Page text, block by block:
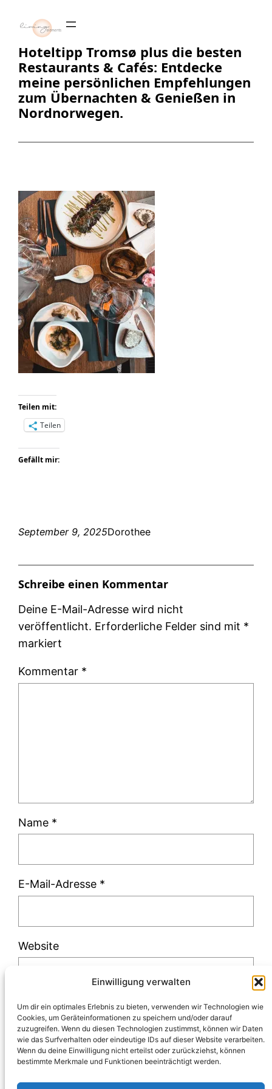
Einwilligung verwalten
Um dir ein optimales Erlebnis zu bieten, verwenden wir Technologien wie
Cookies, um Geräteinformationen zu speichern und/oder darauf
zuzugreifen. Wenn du diesen Technologien zustimmst, können wir Daten
wie das Surfverhalten oder eindeutige IDs auf dieser Website verarbeiten.
Wenn du deine Einwilligung nicht erteilst oder zurückziehst, können
bestimmte Merkmale und Funktionen beeinträchtigt werden.
Inhalt
springen
Hoteltipp Tromsø plus die besten
Restaurants & Cafés: Entdecke
meine persönlichen Empfehlungen
zum Übernachten & Genießen in
Nordnorwegen.
Teilen mit:
Teilen
Gefällt mir:
September 9, 2025Dorothee
Schreibe einen Kommentar
Deine E-Mail-Adresse wird nicht
veröffentlicht. Erforderliche Felder sind mit *
markiert
Kommentar *
Name *
E-Mail-Adresse *
Website
Diese Website verwendet Akismet, um Spam
zu reduzieren.Erfahre, wie deine
Kommentardaten verarbeitet werden.